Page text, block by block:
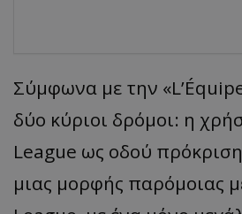
Σύμφωνα με την
δύο κύριοι δρόμοι: η
League ως οδού
μιας μορφής παρόμοιας